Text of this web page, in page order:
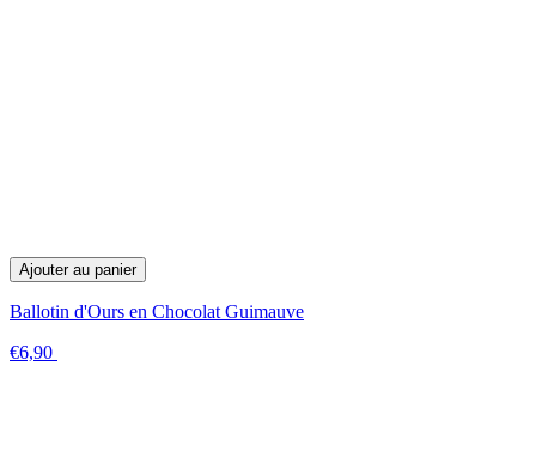
Ajouter au panier
Ballotin d'Ours en Chocolat Guimauve
€6,90